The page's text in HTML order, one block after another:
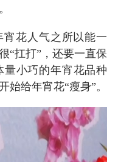
花人气之所以能一
“扛打”，还要一直保
小巧的年宵花品种
始给年宵花“瘦身”。